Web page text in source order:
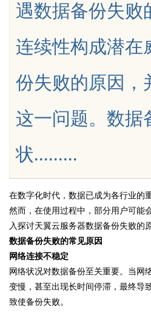
uz
Bo
遇数据备份失败
连续性构成潜在
份失败的原因，
这一问题。数据
状.........
在数字化时代，数据已成为各行业的
然而，在使用过程中，部分用户可能
入探讨天翼云服务器数据备份失败的
数据备份失败的常见原因
网络连接不稳定
网络状况对数据备份至关重要。当网
变慢，甚至出现长时间停滞，最终导
致使备份失败。